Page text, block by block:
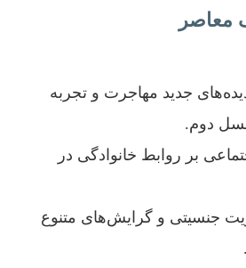
معاصر
جدید مهاجرت و تجربه
دوم.
بر روابط خانوادگی در
جنسیتی و گرایش‌های متنوع